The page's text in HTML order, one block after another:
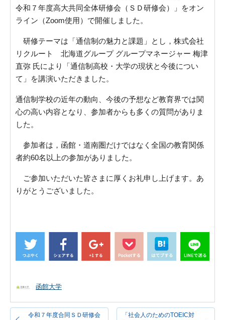
令和７年度高大共同全体研修会（ＳＤ研修会）」をオン
ライン（Zoom使用）で開催しました。
研修テーマは「通信制の魅力と課題」とし，株式会社
リクルート 北海道グループ グループマネージャー 梅津
直弥 氏により「通信制高校・大学の現状と今後につい
て」を講演いただきました。
通信制学校の近年の動向、今後の予想など教育界では関
心の高い内容となり、参加者からも多くの質問がありま
した。
参加者は，函館・道南圏だけではなく全国の教育関係
者約60名以上の参加がありました。
ご参加いただいた皆さまに厚くお礼申し上げます。あ
りがとうございました。
函館大学
令和７年度合同ＳＤ研修会
「社会人のためのTOEIC対